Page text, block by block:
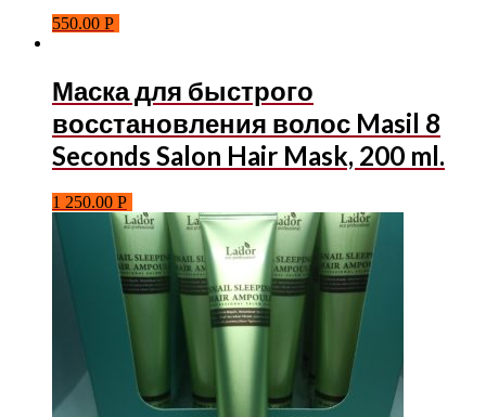
550.00 Р
Маска для быстрого
восстановления волос Masil 8
Seconds Salon Hair Mask, 200 ml.
1 250.00 Р